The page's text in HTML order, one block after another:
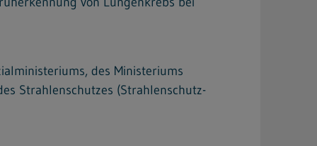
des Ministeriums
Strahlenschutzes (Strahlenschutz-